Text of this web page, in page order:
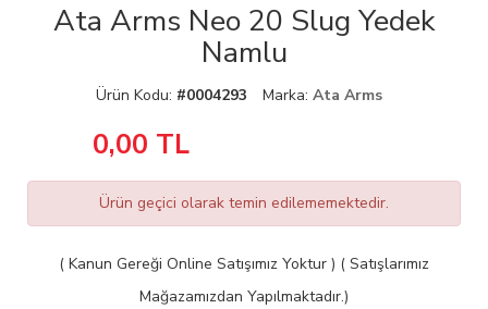
Ata Arms Neo 20 Slug Yedek
Namlu
Ürün Kodu: #0004293 Marka: Ata Arms
0,00 TL
Ürün geçici olarak temin edilememektedir.
( Kanun Gereği Online Satışımız Yoktur ) ( Satışlarımız
Mağazamızdan Yapılmaktadır.)